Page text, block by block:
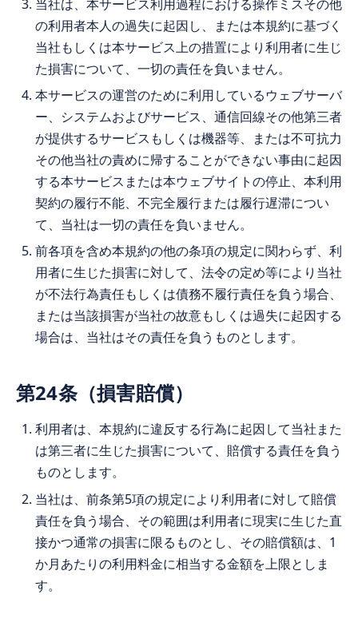
当社は、本サービス利用過程における操作ミスその他
の利用者本人の過失に起因し、または本規約に基づく
当社もしくは本サービス上の措置により利用者に生じ
た損害について、一切の責任を負いません。
本サービスの運営のために利用しているウェブサーバ
ー、システムおよびサービス、通信回線その他第三者
が提供するサービスもしくは機器等、または不可抗力
その他当社の責めに帰することができない事由に起因
する本サービスまたは本ウェブサイトの停止、本利用
契約の履行不能、不完全履行または履行遅滞につい
て、当社は一切の責任を負いません。
前各項を含め本規約の他の条項の規定に関わらず、利
用者に生じた損害に対して、法令の定め等により当社
が不法行為責任もしくは債務不履行責任を負う場合、
または当該損害が当社の故意もしくは過失に起因する
場合は、当社はその責任を負うものとします。
第24条（損害賠償）
利用者は、本規約に違反する行為に起因して当社また
は第三者に生じた損害について、賠償する責任を負う
ものとします。
当社は、前条第5項の規定により利用者に対して賠償
責任を負う場合、その範囲は利用者に現実に生じた直
接かつ通常の損害に限るものとし、その賠償額は、1
か月あたりの利用料金に相当する金額を上限としま
す。